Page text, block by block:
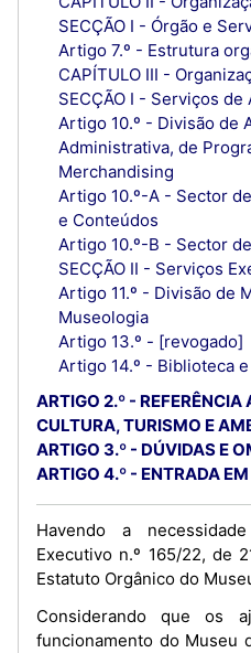
SECÇÃO I - Órgão e
Artigo 7.º - Estrutura
CAPÍTULO III -
SECÇÃO I - Serviços de
Artigo 10.º - Divisão de
Administrativa, de
Merchandising
Artigo 10.º-A - Sector
e Conteúdos
Artigo 10.º-B - Sector
SECÇÃO II - Serviços
Artigo 11.º - Divisão de
Museologia
Artigo 13.º - [revogado]
Artigo 14.º - Biblioteca
ARTIGO 2.º - REFERÊNCIA
CULTURA, TURISMO E
ARTIGO 3.º - DÚVIDAS E
ARTIGO 4.º - ENTRADA
Havendo a
Executivo n.º 165/22, de
Estatuto Orgânico do
Considerando que os
funcionamento do Museu